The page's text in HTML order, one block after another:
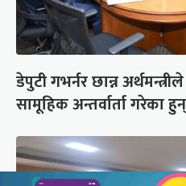
डेपुटी गभर्नर छान्न
सामूहिक अन्तर्वार्ता गरेका